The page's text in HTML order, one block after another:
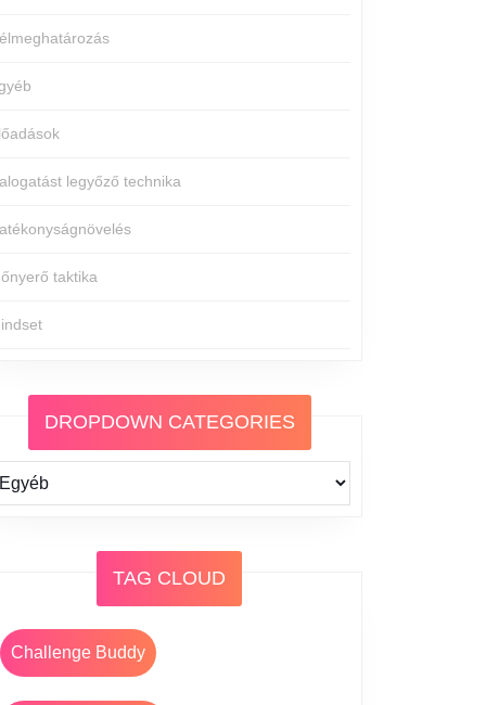
legyőző technika
taktika
DROPDOWN CATEGORIES
TAG CLOUD
Challenge Buddy